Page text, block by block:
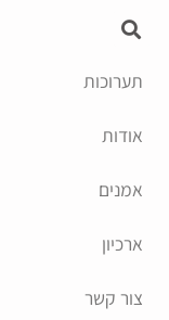
תערוכות
אודות
אמנים
ארכיון
צור קשר